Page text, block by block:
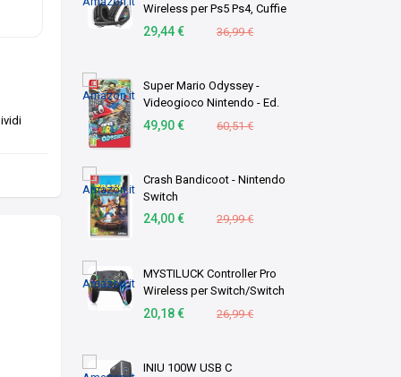
Wireless per Ps5 Ps4, Cuffie
con 2.4 GHz USB/Type-C
29,44 € 36,99 €
Super Mario Odyssey -
Videogioco Nintendo - Ed.
Italiana - Versione su
49,90 € 60,51 €
Crash Bandicoot - Nintendo
Switch
24,00 € 29,99 €
MYSTILUCK Controller Pro
Wireless per Switch/Switch
2/Lite/OLED/PC
20,18 € 26,99 €
INIU 100W USB C